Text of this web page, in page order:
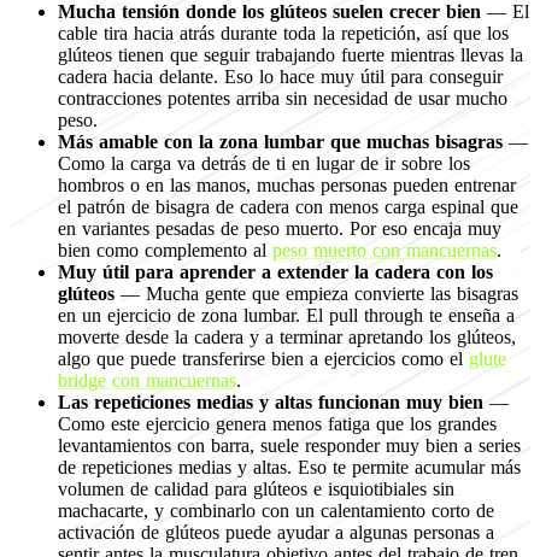
Mucha tensión donde los glúteos suelen crecer bien — El
cable tira hacia atrás durante toda la repetición, así que los
glúteos tienen que seguir trabajando fuerte mientras llevas la
cadera hacia delante. Eso lo hace muy útil para conseguir
contracciones potentes arriba sin necesidad de usar mucho
peso.
Más amable con la zona lumbar que muchas bisagras —
Como la carga va detrás de ti en lugar de ir sobre los
hombros o en las manos, muchas personas pueden entrenar
el patrón de bisagra de cadera con menos carga espinal que
en variantes pesadas de peso muerto. Por eso encaja muy
bien como complemento al peso muerto con mancuernas.
Muy útil para aprender a extender la cadera con los
glúteos — Mucha gente que empieza convierte las bisagras
en un ejercicio de zona lumbar. El pull through te enseña a
moverte desde la cadera y a terminar apretando los glúteos,
algo que puede transferirse bien a ejercicios como el glute
bridge con mancuernas.
Las repeticiones medias y altas funcionan muy bien —
Como este ejercicio genera menos fatiga que los grandes
levantamientos con barra, suele responder muy bien a series
de repeticiones medias y altas. Eso te permite acumular más
volumen de calidad para glúteos e isquiotibiales sin
machacarte, y combinarlo con un calentamiento corto de
activación de glúteos puede ayudar a algunas personas a